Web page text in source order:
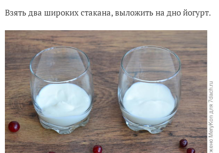
Взять два широких стакана, выложить на дно йогурт.